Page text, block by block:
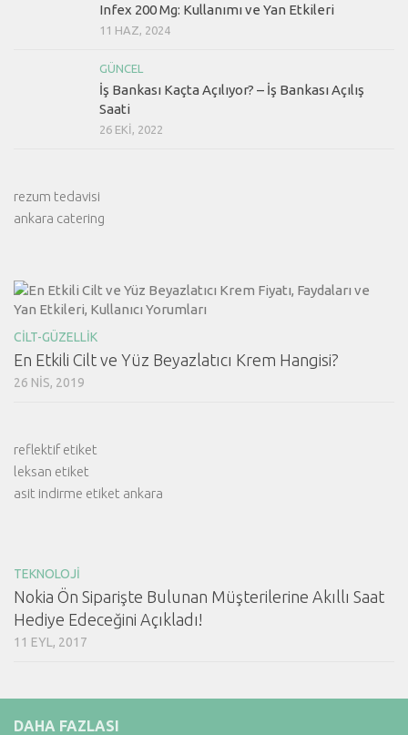
Infex 200 Mg: Kullanımı ve Yan Etkileri
11 HAZ, 2024
GÜNCEL
İş Bankası Kaçta Açılıyor? – İş Bankası Açılış
Saati
26 EKI, 2022
rezum tedavisi
ankara catering
CILT-GÜZELLIK
En Etkili Cilt ve Yüz Beyazlatıcı Krem Hangisi?
26 NIS, 2019
reflektif etiket
leksan etiket
asit indirme etiket ankara
TEKNOLOJI
Nokia Ön Siparişte Bulunan Müşterilerine Akıllı Saat
Hediye Edeceğini Açıkladı!
11 EYL, 2017
DAHA FAZLASI